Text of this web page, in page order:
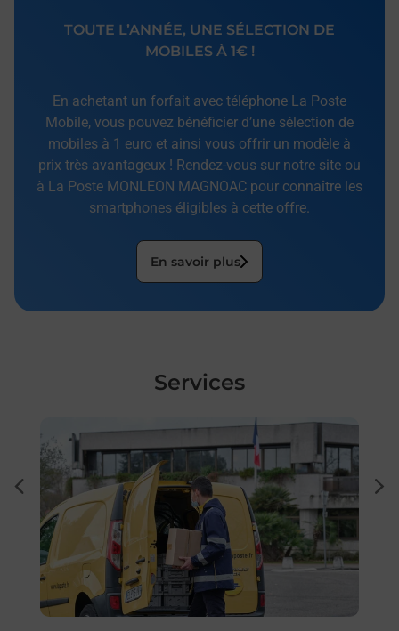
TOUTE L’ANNÉE, UNE SÉLECTION DE
MOBILES À 1€ !
En achetant un forfait avec téléphone La Poste
Mobile, vous pouvez bénéficier d’une sélection de
mobiles à 1 euro et ainsi vous offrir un modèle à
prix très avantageux ! Rendez-vous sur notre site ou
à La Poste MONLEON MAGNOAC pour connaître les
smartphones éligibles à cette offre.
En savoir plus
Services
En savoir plus